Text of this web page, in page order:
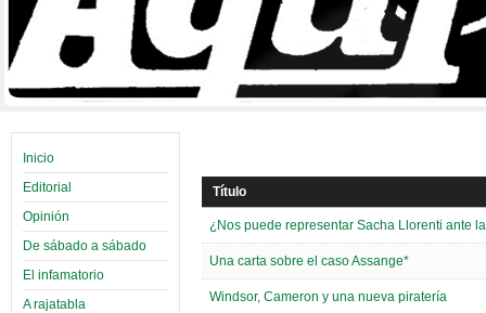
Inicio
Editorial
Opinión
De sábado a sábado
El infamatorio
A rajatabla
Título
¿Nos puede representar Sacha Llorenti ante
Una carta sobre el caso Assange*
Windsor, Cameron y una nueva piratería